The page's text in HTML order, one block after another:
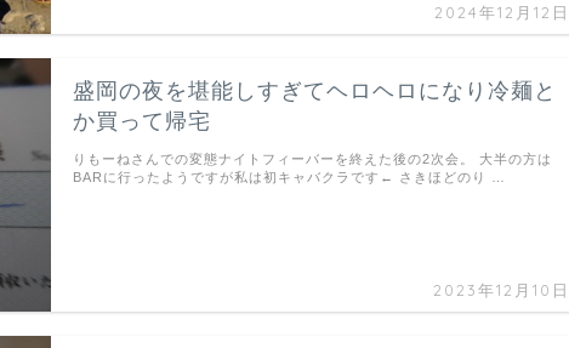
2024年12月12日
盛岡の夜を堪能しすぎてヘロヘロになり冷麺と
か買って帰宅
2023年12月10日
りもーねさんでの変態ナイトフィーバーを終えた後の2次会。 大半の方は
BARに行ったようですが私は初キャバクラです← さきほどのり …